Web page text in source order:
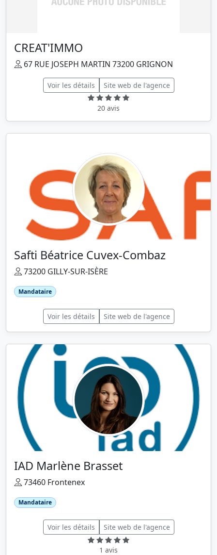
CREAT'IMMO
67 RUE JOSEPH MARTIN 73200 GRIGNON
Voir les détails Site web de l'agence
20 avis
Safti Béatrice Cuvex-Combaz
73200 GILLY-SUR-ISÈRE
Mandataire
Voir les détails Site web de l'agence
IAD Marlène Brasset
73460 Frontenex
Mandataire
Voir les détails Site web de l'agence
1 avis